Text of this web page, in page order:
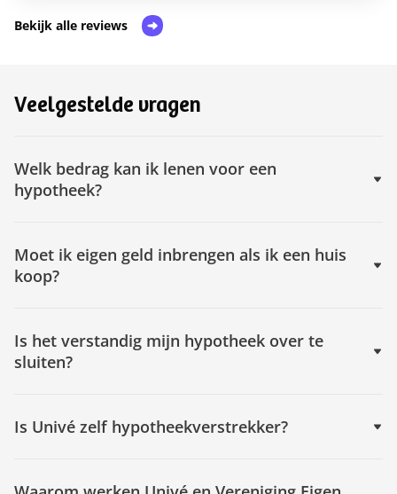
Bekijk alle reviews
Veelgestelde vragen
Welk bedrag kan ik lenen voor een
hypotheek?
Moet ik eigen geld inbrengen als ik een huis
koop?
Is het verstandig mijn hypotheek over te
sluiten?
Is Univé zelf hypotheekverstrekker?